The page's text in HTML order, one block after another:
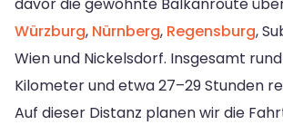
davor die gewohnte Balkanroute
Würzburg, Nürnberg, Regensburg,
Wien und Nickelsdorf. Insgesamt rund
Kilometer und etwa 27–29 Stunden
Auf dieser Distanz planen wir die